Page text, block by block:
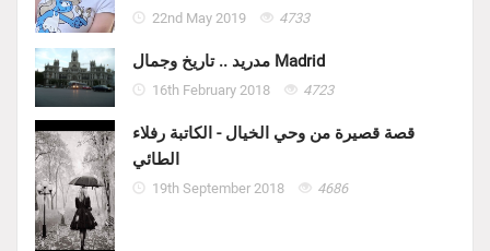
22nd May 2019 4733
مدريد .. تاريخ وجمال Madrid
16th February 2018 4723
قصة قصيرة من وحي الخيال - الكاتبة رفلاء
الطائي
19th September 2018 4686